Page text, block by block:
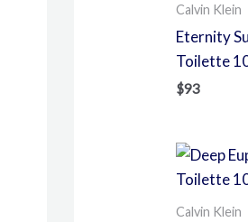
Calvin Klein
Eternity
Toilette
$93
Calvin Klein